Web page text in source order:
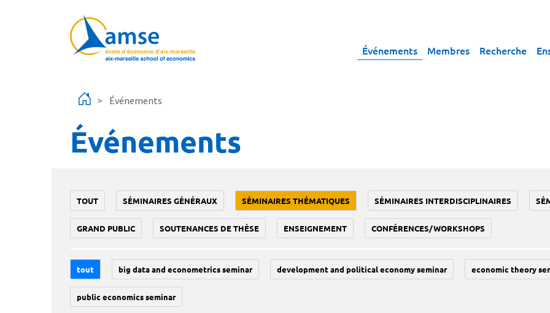
Événements Membres Recherche
Événements
Événements
TOUT SÉMINAIRES GÉNÉRAUX SÉMINAIRES THÉMATIQUES SÉMINAIRES INTERDISCIPLINAIRES
GRAND PUBLIC SOUTENANCES DE THÈSE ENSEIGNEMENT CONFÉRENCES/WORKSHOPS
tout big data and econometrics seminar development and political economy seminar economic theory
public economics seminar